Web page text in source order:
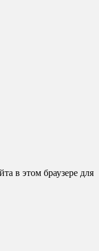
в этом браузере для